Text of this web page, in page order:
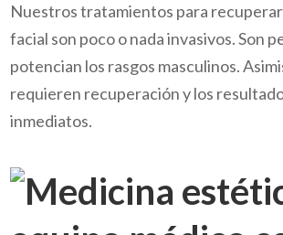
Nuestros tratamientos para
facial son poco o nada invasivos. Son
potencian los rasgos masculinos.
requieren recuperación y los
inmediatos.